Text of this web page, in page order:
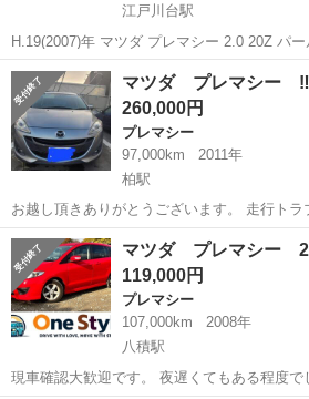
江戸川台駅
H.19(2007)年 マツダ プレマシー 2.0 20Z パ
ETC ナビ キーレス バックカメラ 純正
チアルミ 両側電動スライドドア 電動格納
２月 ...
千葉 流山市 江戸川台駅
マツダ プレマシー
260,000円
プレマシー
97,000km
2011年
柏駅
お越し頂きありがとうございます。 走行トラブルなし！ エンジンは異
音も白煙も無くとても良い状態です！ 走行距離…約97000KM 車検…
2028年2月まで 色: ダー...
千葉 柏市 柏駅 プレマシー
マツダ プレマシー
119,000円
プレマシー
107,000km
2008年
八積駅
現車確認大歓迎です。 夜遅くてもある程度で